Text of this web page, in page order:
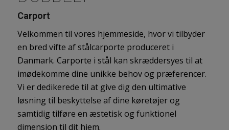
Carport
Velkommen til vores hjemmeside, hvor vi tilbyder
en bred vifte af stålcarporte produceret i
Danmark. Carporte i stål kan skræddersyes til at
imødekomme dine unikke behov og præferencer.
Vi er dedikerede til at give dig den ultimative
løsning til beskyttelse af dine køretøjer og
samtidig tilføre en æstetisk og funktionel
dimension til dit hjem.